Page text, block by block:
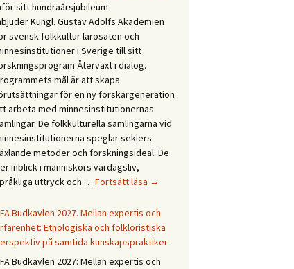
Gleðilegt
sumar!
Hyvää
kesää!
Happy
summer!
sitt hundraårsjubileum
Kungl. Gustav Adolfs Akademien
svensk folkkultur lärosäten och
i Sverige till sitt
Återväxt i dialog.
mål är att skapa
för en ny forskargeneration
arbeta med minnesinstitutionernas
De folkkulturella samlingarna vid
speglar seklers
metoder och forskningsideal. De
inblick i människors vardagsliv,
uttryck och … Fortsätt läsa Forskningsprogrammet
i
dialog
→
Budkavlen 2027. Mellan expertis och
Etnologiska och folkloristiska
på samtida kunskapspraktiker
Budkavlen 2027: Mellan expertis och